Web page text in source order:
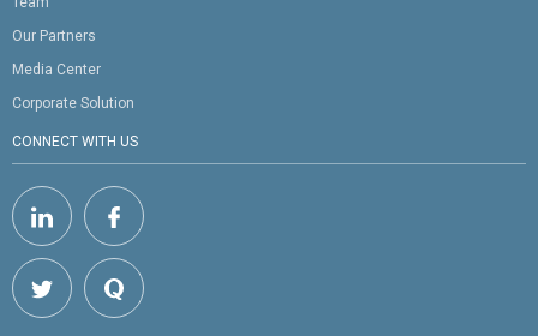
Our Partners
Media Center
Corporate Solution
CONNECT WITH US